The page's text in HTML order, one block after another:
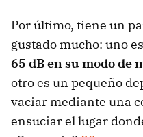
Por último, tiene un
gustado mucho: uno
65 dB en su modo de
otro es un pequeño
vaciar mediante una
ensuciar el lugar